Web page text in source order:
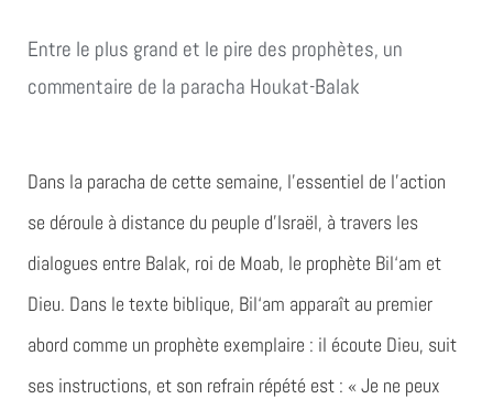
Entre le plus grand et le pire des prophètes, un
commentaire de la paracha Houkat-Balak
Dans la paracha de cette semaine, l’essentiel de l’action
se déroule à distance du peuple d’Israël, à travers les
dialogues entre Balak, roi de Moab, le prophète Bil‘am et
Dieu. Dans le texte biblique, Bil‘am apparaît au premier
abord comme un prophète exemplaire : il écoute Dieu, suit
ses instructions, et son refrain répété est : « Je ne peux